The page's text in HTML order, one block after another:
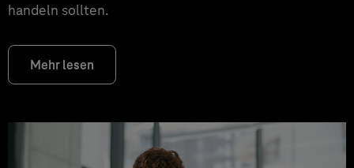
handeln sollten.
Mehr lesen